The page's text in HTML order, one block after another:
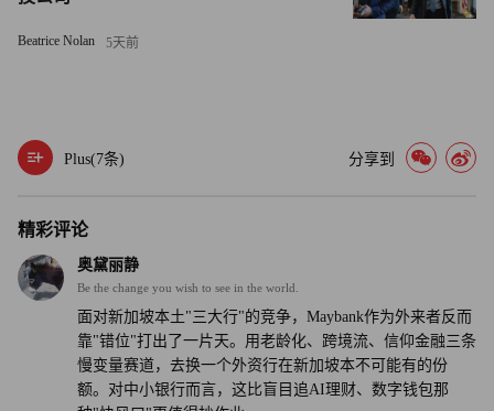
马来亚银行的高管们深知，需要吸引更年轻的新加坡客群才
师辅导内容。
入职场后就会考虑使用我们的银行服务，”李汉英说。
李汉英还认为，该行在马来西亚的人脉资源可吸引更多新加
坡企业。“凭借我们的马来西亚背景，丰富的专业知识，在
马来西亚拥有的广泛人脉，都可以帮助新加坡客户。”
尽管如此，要提升该行在新加坡银行业的地位，仍有一段漫
Beatrice Nolan 5天前
Plus(7条) 分享到
精彩评论
奥黛丽静
Be the change you wish to see in the world.
面对新加坡本土"三大行"的竞争，Maybank作为外来者反而
靠"错位"打出了一片天。用老龄化、跨境流、信仰金融三条
慢变量赛道，去换一个外资行在新加坡本不可能有的份
额。对中小银行而言，这比盲目追AI理财、数字钱包那